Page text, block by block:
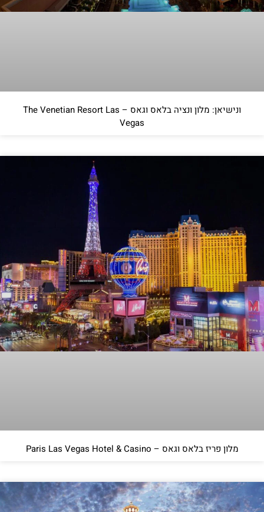
ונישיאן: מלון ונציה בלאס וגאס – The Venetian Resort Las
Vegas
מלון פריז בלאס וגאס – Paris Las Vegas Hotel & Casino